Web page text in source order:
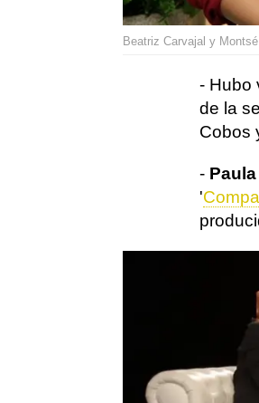
Beatriz Carvajal y
- Hubo
de la
Cobos
-
'
- Fue
te